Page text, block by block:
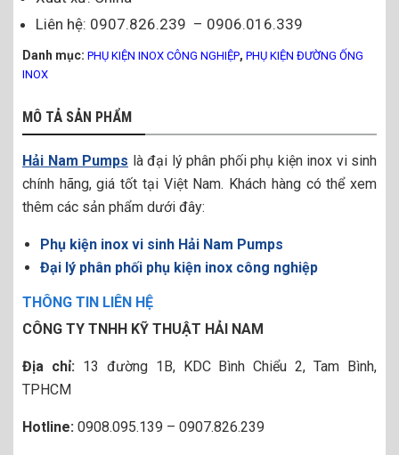
Liên hệ: 0907.826.239 – 0906.016.339
Danh mục: PHỤ KIỆN INOX CÔNG NGHIỆP, PHỤ KIỆN ĐƯỜNG ỐNG
INOX
MÔ TẢ SẢN PHẨM
Hải Nam Pumps là đại lý phân phối phụ kiện inox vi sinh
chính hãng, giá tốt tại Việt Nam. Khách hàng có thể xem
thêm các sản phẩm dưới đây:
Phụ kiện inox vi sinh Hải Nam Pumps
Đại lý phân phối phụ kiện inox công nghiệp
THÔNG TIN LIÊN HỆ
CÔNG TY TNHH KỸ THUẬT HẢI NAM
Địa chỉ:13 đường 1B, KDC Bình Chiểu 2, Tam Bình,
TPHCM
Hotline: 0908.095.139 – 0907.826.239